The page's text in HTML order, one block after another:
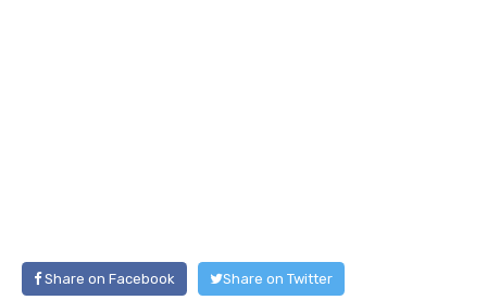
Share on Facebook Share on Twitter